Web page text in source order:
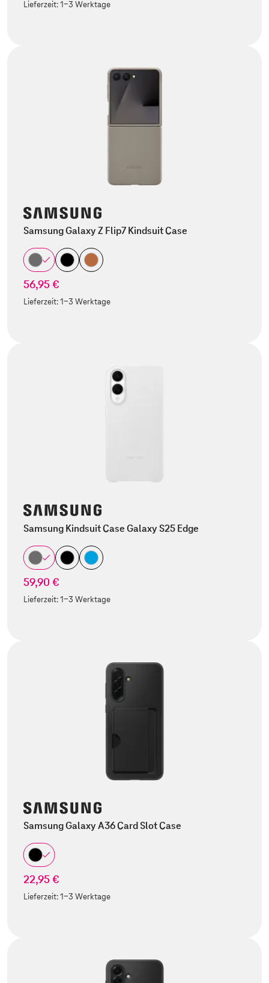
Lieferzeit:1-3 Werktage
Samsung Galaxy Z Flip7 Kindsuit Case
56,95 €
Lieferzeit:1-3 Werktage
Samsung Kindsuit Case Galaxy S25 Edge
59,90 €
Lieferzeit:1-3 Werktage
Samsung Galaxy A36 Card Slot Case
22,95 €
Lieferzeit:1-3 Werktage